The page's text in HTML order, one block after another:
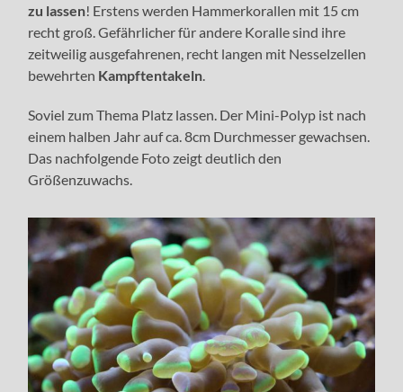
zu lassen! Erstens werden Hammerkorallen mit 15 cm
recht groß. Gefährlicher für andere Koralle sind ihre
zeitweilig ausgefahrenen, recht langen mit Nesselzellen
bewehrten Kampftentakeln
Soviel zum Thema Platz lassen. Der Mini-Polyp ist nach
einem halben Jahr auf ca. 8cm Durchmesser gewachsen.
Das nachfolgende Foto zeigt deutlich den
Größenzuwachs.